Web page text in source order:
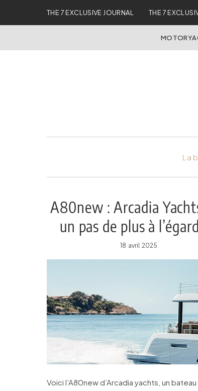
THE 7 EXCLUSIVE JOURNAL THE 7
La
A80new : Arcadia
un pas de plus à
yachting vert !
18 avril 2025
Voici l’A80new d’Arcadia yachts, un bateau